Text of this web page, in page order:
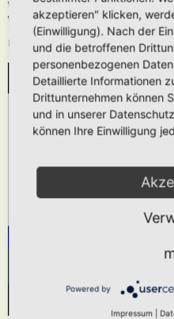
Wie oben beschrieben kann die URL
werden.
Das hier gezeigt Beispiel würde
WIR BENÖTIGEN
DEN YOUTUBE-
um Videoinhalte
Daten zu Ihren
Sie die Details
Nutzung des
Mehr
Powered byUsercentrics
akzeptieren" klicken,
(Einwilligung). Nach der
und die betroffenen
personenbezogenen
Detaillierte Informationen
Drittunternehmen können
und in unserer
können Ihre Einwilligung
Powered by
Impressum